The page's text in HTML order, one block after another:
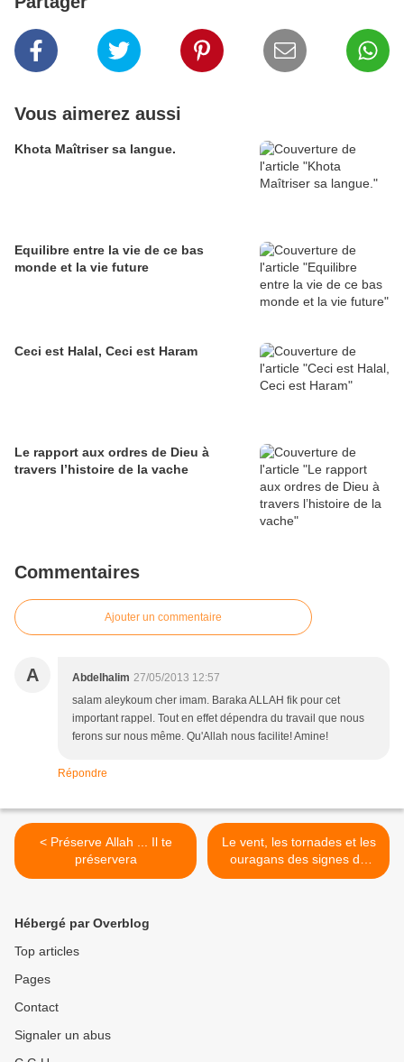
Vous aimerez aussi
Khota Maîtriser sa langue.
Equilibre entre la vie de ce bas
monde et la vie future
Ceci est Halal, Ceci est Haram
Le rapport aux ordres de Dieu à
travers l’histoire de la vache
Commentaires
Ajouter un commentaire
A Abdelhalim 27/05/2013 12:57
salam aleykoum cher imam. Baraka ALLAH fik pour cet
important rappel. Tout en effet dépendra du travail que nous
ferons sur nous même. Qu'Allah nous facilite! Amine!
Répondre
< Préserve Allah ... Il te
préservera
Le vent, les tornades et les
ouragans des signes de
Dieu >
Hébergé par Overblog
Top articles
Pages
Contact
Signaler un abus